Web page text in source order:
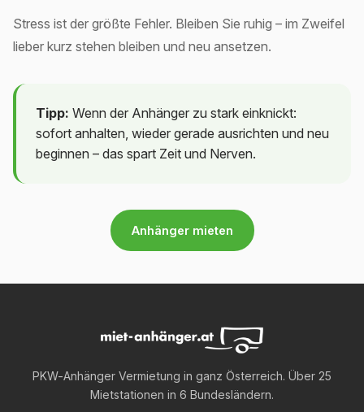
Stress ist der größte Fehler. Bleiben Sie ruhig – im Zweifel
lieber kurz stehen bleiben und neu ansetzen.
Tipp: Wenn der Anhänger zu stark einknickt:
sofort anhalten, wieder gerade ausrichten und neu
beginnen – das spart Zeit und Nerven.
Anhänger mieten
PKW-Anhänger Vermietung in ganz Österreich. Über 25
Mietstationen in 6 Bundesländern.